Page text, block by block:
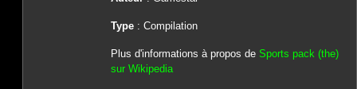
Type: Compilation
Plus d'informations à propos de Sports pack (the)
sur Wikipedia